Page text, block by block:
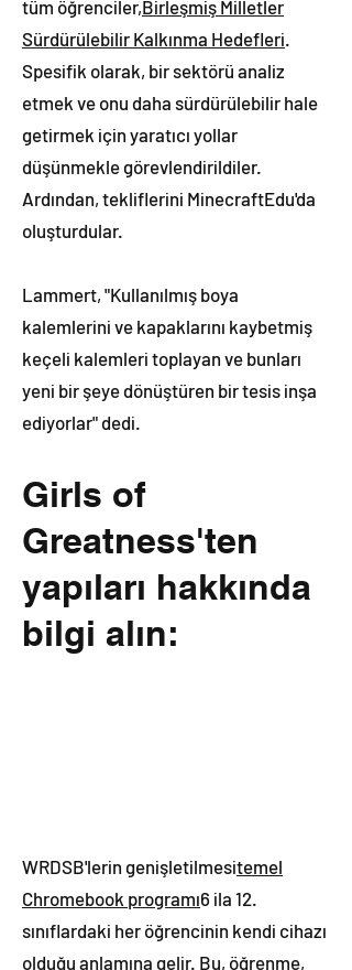
tüm öğrenciler,Birleşmiş Milletler
Sürdürülebilir Kalkınma Hedefleri.
Spesifik olarak, bir sektörü analiz
etmek ve onu daha sürdürülebilir hale
getirmek için yaratıcı yollar
düşünmekle görevlendirildiler.
Ardından, tekliflerini MinecraftEdu'da
oluşturdular.
Lammert, "Kullanılmış boya
kalemlerini ve kapaklarını kaybetmiş
keçeli kalemleri toplayan ve bunları
yeni bir şeye dönüştüren bir tesis inşa
ediyorlar" dedi.
Girls of
Greatness'ten
yapıları hakkında
bilgi alın:
WRDSB'lerin genişletilmesitemel
Chromebook programı6 ila 12.
sınıflardaki her öğrencinin kendi cihazı
olduğu anlamına gelir. Bu, öğrenme,